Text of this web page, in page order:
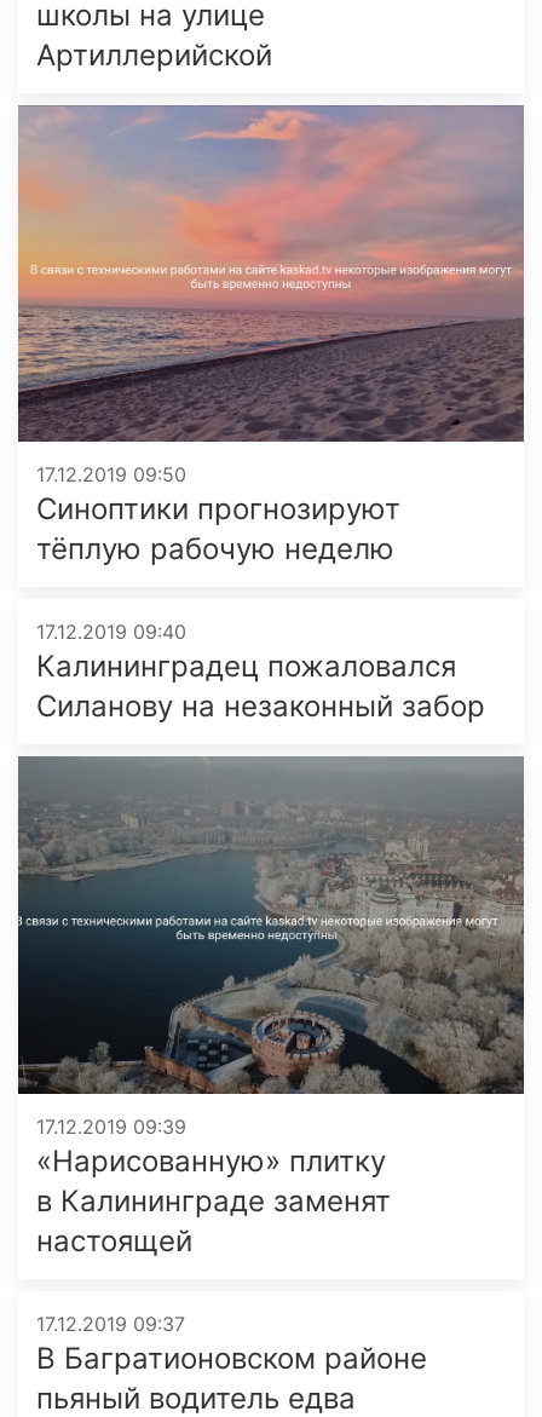
школы на улице
Артиллерийской
17.12.2019 09:50
Синоптики прогнозируют
тёплую рабочую неделю
17.12.2019 09:40
Калининградец пожаловался
Силанову на незаконный забор
17.12.2019 09:39
«Нарисованную» плитку
в Калининграде заменят
настоящей
17.12.2019 09:37
В Багратионовском районе
пьяный водитель едва